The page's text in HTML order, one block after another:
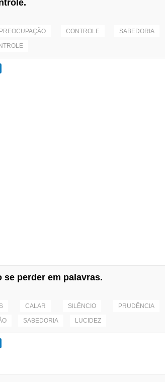
PREOCUPAÇÃO CONTROLE SABEDORIA
se perder em palavras.
CALAR SILÊNCIO PRUDÊNCIA
SABEDORIA LUCIDEZ